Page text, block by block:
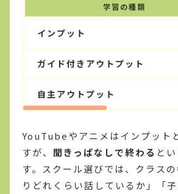
学習の種類
インプット
ガイド付きアウトプット
自主アウトプット
YouTubeやアニメはインプット
すが、 聞きっぱなしで終わる と
す。スクール選びでは、クラス
りどれくらい話しているか」「